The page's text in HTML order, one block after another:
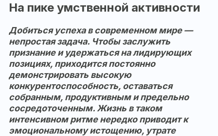
На пике умственной активности
Добиться успеха в современном мире —
непростая задача. Чтобы заслужить
признание и удержаться на лидирующих
позициях, приходится постоянно
демонстрировать высокую
конкурентоспособность, оставаться
собранным, продуктивным и предельно
сосредоточенным. Жизнь в таком
интенсивном ритме нередко приводит к
эмоциональному истощению, утрате